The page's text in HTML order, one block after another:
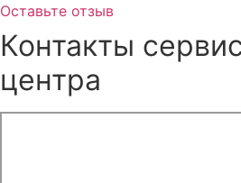
Оставьте отзыв
Контакты
центра